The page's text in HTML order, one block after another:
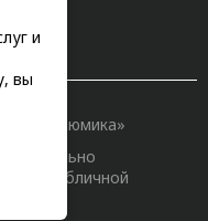
и
вы
«Алюмика»
публичной